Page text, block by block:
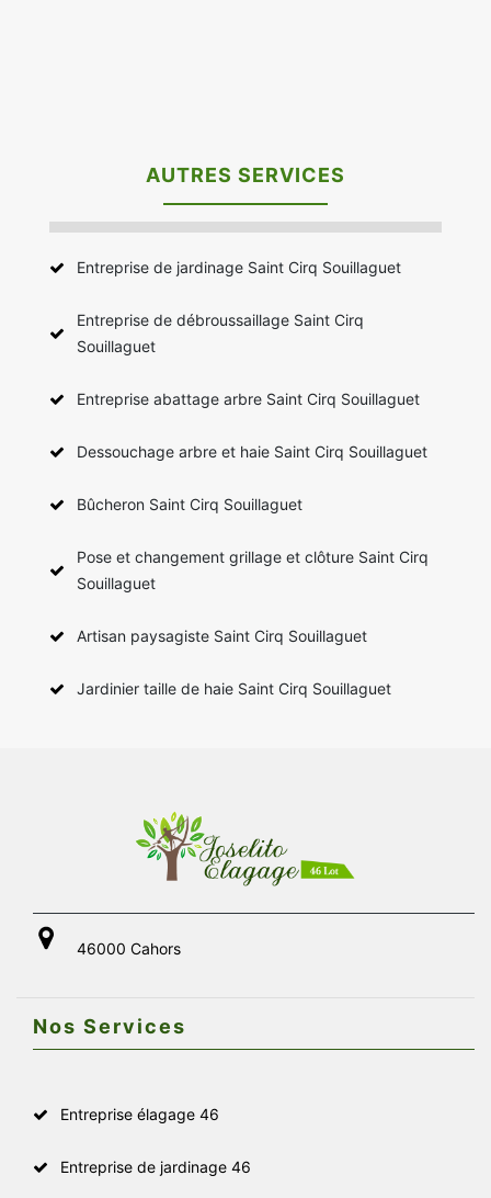
AUTRES SERVICES
Entreprise de jardinage Saint Cirq Souillaguet
Entreprise de débroussaillage Saint Cirq
Souillaguet
Entreprise abattage arbre Saint Cirq Souillaguet
Dessouchage arbre et haie Saint Cirq Souillaguet
Bûcheron Saint Cirq Souillaguet
Pose et changement grillage et clôture Saint Cirq
Souillaguet
Artisan paysagiste Saint Cirq Souillaguet
Jardinier taille de haie Saint Cirq Souillaguet
46000 Cahors
Nos Services
Entreprise élagage 46
Entreprise de jardinage 46